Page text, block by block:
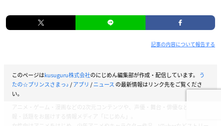
記事の内容について報告する
このページはkusuguru株式会社のにじめん編集部が作成・配信しています。
う
たの☆プリンスさまっ♪/アプリ /ニュース の最新情報はリンク先をご覧くださ
い。
アニメ・ゲーム・漫画などの2次元コンテンツや、声優・舞台・俳優などの情
報・話題をお届けする情報メディア「にじめん」。